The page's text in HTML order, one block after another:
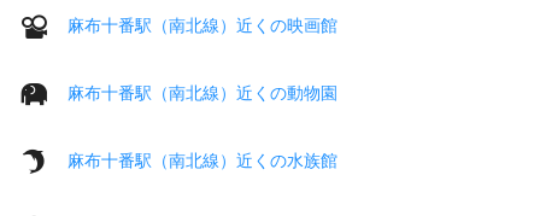
麻布十番駅（南北線）近くの映画館
麻布十番駅（南北線）近くの動物園
麻布十番駅（南北線）近くの水族館